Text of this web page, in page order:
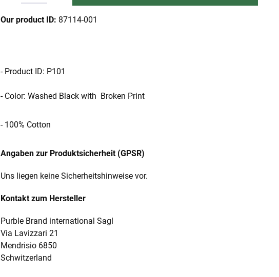
Our product ID: 87114-001
- Product ID: P101
- Color: Washed Black with Broken Print
- 100% Cotton
Angaben zur Produktsicherheit (GPSR)
Uns liegen keine Sicherheitshinweise vor.
Kontakt zum Hersteller
Purble Brand international Sagl
Via Lavizzari 21
Mendrisio 6850
Schwitzerland